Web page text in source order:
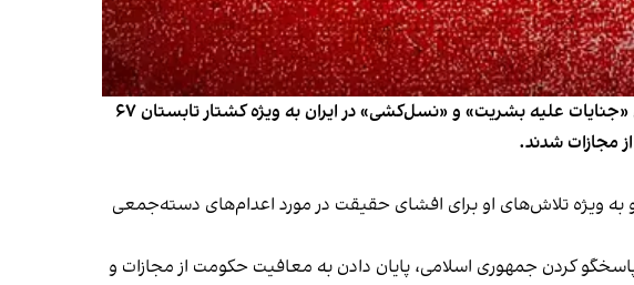
گروهی متشکل از ۳۱۳ کارشناس سازمان ملل، برنده جایزه نوبل و سازمان حقوق‌بشری در نامه‌ای از ۴۵ سال «جنایات علیه بشریت» و «نسل‌کشی» در ایران به ویژه کشتار تابستان ۶۷
مجازات شدند.
به ویژه تلاش‌های او برای افشای حقیقت در مورد اعدام‌های دسته‌جمعی
کردن جمهوری اسلامی، پایان دادن به معافیت حکومت از مجازات و